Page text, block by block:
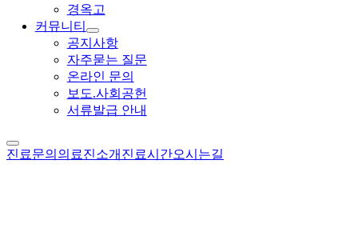
경옥고
커뮤니티
공지사항
자주묻는 질문
온라인 문의
보도.사회공헌
서류발급 안내
진료문의 의료진소개 진료시간오시는길